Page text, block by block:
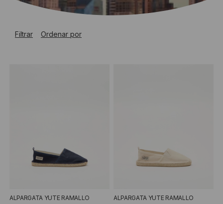
Filtrar Ordenar por
ALPARGATA YUTE RAMALLO
ALPARGATA YUTE RAMALLO